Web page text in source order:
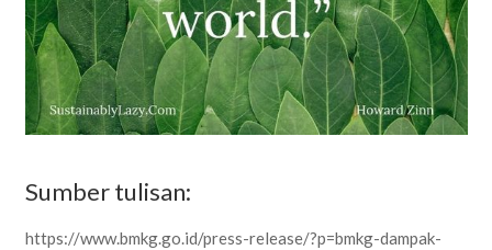
Sumber tulisan:
https://www.bmkg.go.id/press-release/?p=bmkg-dampak-